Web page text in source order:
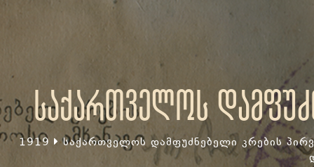
საქართველოს
1919
საქართველოს დამფუძნებელი კრების